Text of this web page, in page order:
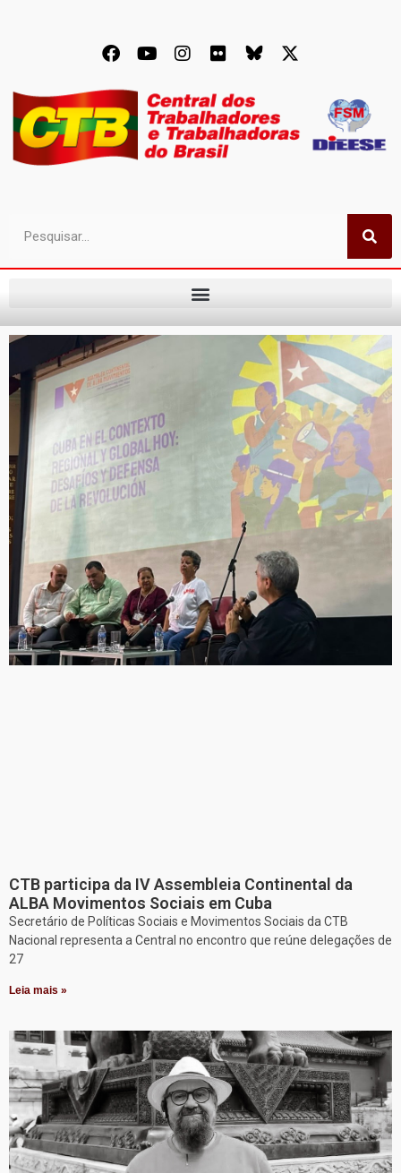
CTB participa da IV Assembleia Continental da
ALBA Movimentos Sociais em Cuba
Secretário de Políticas Sociais e Movimentos Sociais da CTB
Nacional representa a Central no encontro que reúne delegações de
27
Leia mais »